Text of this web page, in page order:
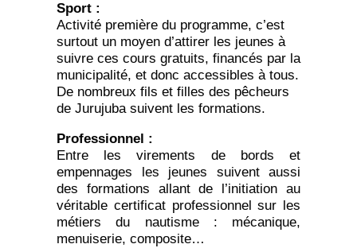
Sport :
Activité première du programme, c’est
surtout un moyen d’attirer les jeunes à
suivre ces cours gratuits, financés par la
municipalité, et donc accessibles à tous.
De nombreux fils et filles des pêcheurs
de Jurujuba suivent les formations.
Professionnel :
Entre les virements de bords et
empennages les jeunes suivent aussi
des formations allant de l’initiation au
véritable certificat professionnel sur les
métiers du nautisme : mécanique,
menuiserie, composite…